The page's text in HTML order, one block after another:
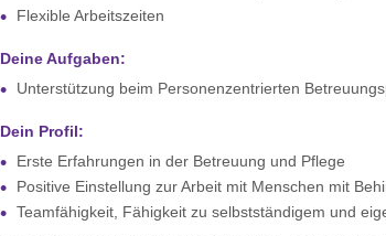
Flexible Arbeitszeiten
Deine Aufgaben:
Unterstützung beim Personenzentrierten
Dein Profil:
Erste Erfahrungen in der Betreuung und Pflege
Positive Einstellung zur Arbeit mit Menschen mit
Teamfähigkeit, Fähigkeit zu selbstständigem und